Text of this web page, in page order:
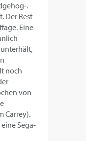
.
Der Rest
Eine
noch
von
Carrey).
Sega-